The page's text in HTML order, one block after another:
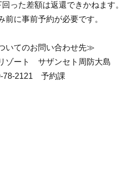
回った差額は返還できかねます。
前に事前予約が必要です。
いてのお問い合わせ先≫
ゾート サザンセト周防大島
78-2121 予約課